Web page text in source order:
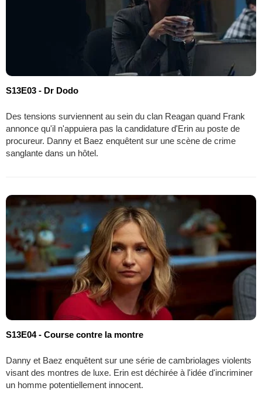
S13E03 - Dr Dodo
Des tensions surviennent au sein du clan Reagan quand Frank
annonce qu'il n'appuiera pas la candidature d'Erin au poste de
procureur. Danny et Baez enquêtent sur une scène de crime
sanglante dans un hôtel.
S13E04 - Course contre la montre
Danny et Baez enquêtent sur une série de cambriolages violents
visant des montres de luxe. Erin est déchirée à l'idée d'incriminer
un homme potentiellement innocent.